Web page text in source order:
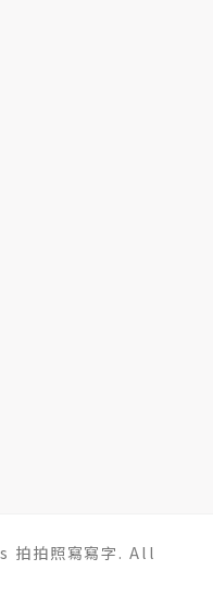
拍照寫寫字. All